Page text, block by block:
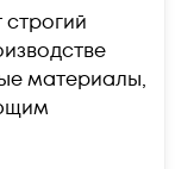
строгий
материалы,